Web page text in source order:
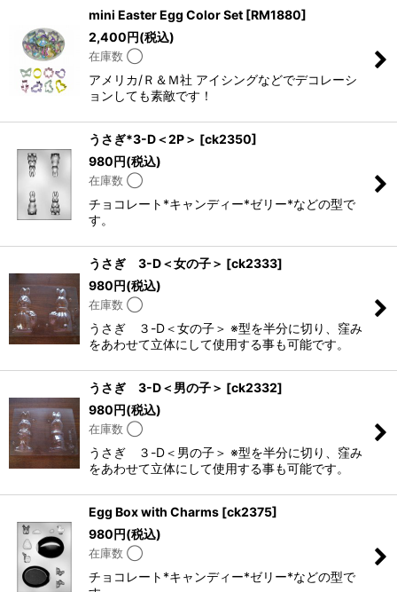
mini Easter Egg Color Set [RM1880]
2,400円(税込)
在庫数 ◯
アメリカ/Ｒ＆Ｍ社 アイシングなどでデコレーシ
ョンしても素敵です！
うさぎ*3-D＜2P＞ [ck2350]
980円(税込)
在庫数 ◯
チョコレート*キャンディー*ゼリー*などの型で
す。
うさぎ 3-D＜女の子＞ [ck2333]
980円(税込)
在庫数 ◯
うさぎ ３-D＜女の子＞ ※型を半分に切り、窪み
をあわせて立体にして使用する事も可能です。
うさぎ 3-D＜男の子＞ [ck2332]
980円(税込)
在庫数 ◯
うさぎ ３-D＜男の子＞ ※型を半分に切り、窪み
をあわせて立体にして使用する事も可能です。
Egg Box with Charms [ck2375]
980円(税込)
在庫数 ◯
チョコレート*キャンディー*ゼリー*などの型で